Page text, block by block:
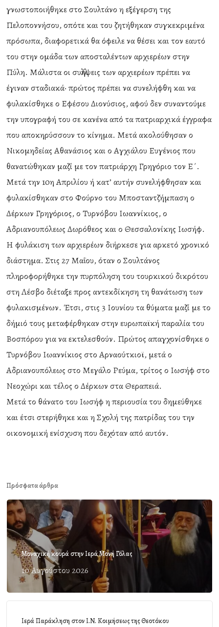
γνωστοποιήθηκε στο Σουλτάνο η εξέγερση της
Πελοποννήσου, οπότε και του ζητήθηκαν συγκεκριμένα
πρόσωπα, διαφορετικά θα όφειλε να θέσει και τον εαυτό
του στην ομάδα των αποσταλέντων αρχιερέων στην
Πύλη. Μάλιστα οι συλλήψεις των αρχιερέων πρέπει να
έγιναν σταδιακά· πρώτος πρέπει να συνελήφθη και να
φυλακίσθηκε ο Εφέσου Διονύσιος, αφού δεν συναντούμε
την υπογραφή του σε κανένα από τα πατριαρχικά έγγραφα
που αποκηρύσσουν το κίνημα. Μετά ακολούθησαν ο
Νικομηδείας Αθανάσιος και ο Αγχιάλου Ευγένιος που
θανατώθηκαν μαζί με τον πατριάρχη Γρηγόριο τον Ε΄.
Μετά την 10η Απριλίου ή κατ’ αυτήν συνελήφθησαν και
φυλακίσθηκαν στο Φούρνο του Μποσταντζήμπαση ο
Δέρκων Γρηγόριος, ο Τυρνόβου Ιωαννίκιος, ο
Αδριανουπόλεως Δωρόθεος και ο Θεσσαλονίκης Ιωσήφ.
Η φυλάκιση των αρχιερέων διήρκεσε για αρκετό χρονικό
διάστημα. Στις 27 Μαΐου, όταν ο Σουλτάνος
πληροφορήθηκε την πυρπόληση του τουρκικού δικρότου
στη Λέσβο διέταξε προς αντεκδίκηση τη θανάτωση των
φυλακισμένων. Έτσι, στις 3 Ιουνίου τα θύματα μαζί με το
δήμιό τους μεταφέρθηκαν στην ευρωπαϊκή παραλία του
Βοσπόρου για να εκτελεσθούν. Πρώτος απαγχονίσθηκε ο
Τυρνόβου Ιωαννίκιος στο Αρναούτκιοϊ, μετά ο
Αδριανουπόλεως στο Μεγάλο Ρεύμα, τρίτος ο Ιωσήφ στο
Νεοχώρι και τέλος ο Δέρκων στα Θεραπειά.
Μετά το θάνατο του Ιωσήφ η περιουσία του δημεύθηκε
και έτσι στερήθηκε και η Σχολή της πατρίδας του την
οικονομική ενίσχυση που δεχόταν από αυτόν.
Πρόσφατα άρθρα
Μοναχική κουρά στην Ιερά Μονή Γόλας
10 Αυγούστου 2026
Ιερά Παράκληση στον Ι.Ν. Κοιμήσεως της Θεοτόκου